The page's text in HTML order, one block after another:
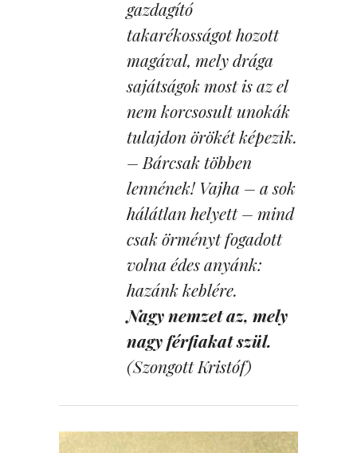
gazdagító
takarékosságot hozott
magával, mely drága
sajátságok most is az el
nem korcsosult unokák
tulajdon örökét képezik.
– Bárcsak többen
lennének! Vajha – a sok
hálátlan helyett – mind
csak örményt fogadott
volna édes anyánk:
hazánk keblére.
Nagy nemzet az, mely
nagy férfiakat szül.
(Szongott Kristóf)